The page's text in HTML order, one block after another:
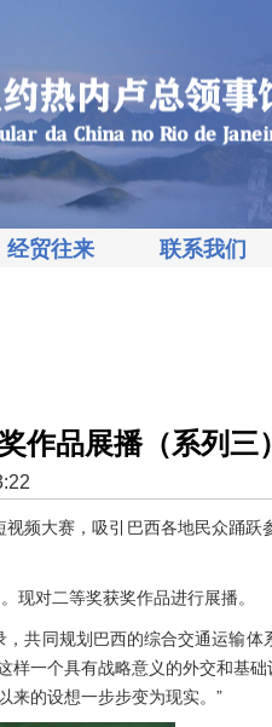
经贸往来 联系我们
作品展播（系列三）
频大赛，吸引巴西各地民众踊
现对二等奖获奖作品进行展播。
共同规划巴西的综合交通运输体
一个具有战略意义的外交和基
来的设想一步步变为现实。”